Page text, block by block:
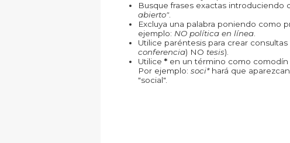
Busque frases exactas introduciendo
abierto".
Excluya una palabra poniendo como
ejemplo: NO política en línea.
Utilice paréntesis para crear
conferencia) NO tesis).
Utilice *en un término como comodín
Por ejemplo: soci*hará que
"social".